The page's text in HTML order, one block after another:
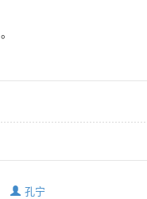
。
孔宁